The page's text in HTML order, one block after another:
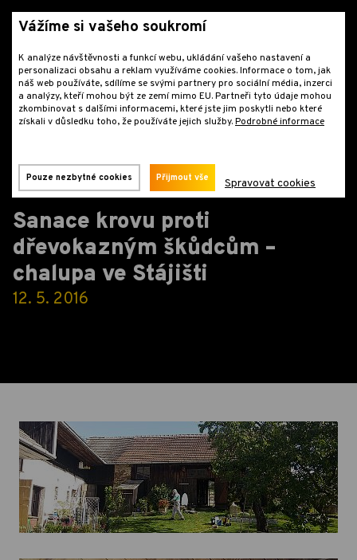
Kompletní chemická sanace krovu - chalupa ve Stájišti
Sanace krovu proti
dřevokazným škůdcům –
chalupa ve Stájišti
12. 5. 2016
Vážíme si vašeho soukromí
K analýze návštěvnosti a funkcí webu, ukládání vašeho nastavení a
personalizaci obsahu a reklam využíváme cookies. Informace o tom, jak
náš web používáte, sdílíme se svými partnery pro sociální média, inzerci
a analýzy, kteří mohou být ze zemí mimo EU. Partneři tyto údaje mohou
zkombinovat s dalšími informacemi, které jste jim poskytli nebo které
získali v důsledku toho, že používáte jejich služby.Podrobné informace
Pouze nezbytné cookies Přijmout vše Spravovat cookies